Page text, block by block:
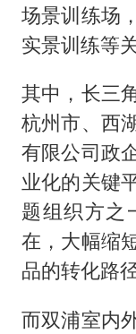
场景训练场
实景训练等
其中，长三
杭州市、西
有限公司政
业化的关键
题组织方之
在，大幅缩
品的转化路径
而双浦室内